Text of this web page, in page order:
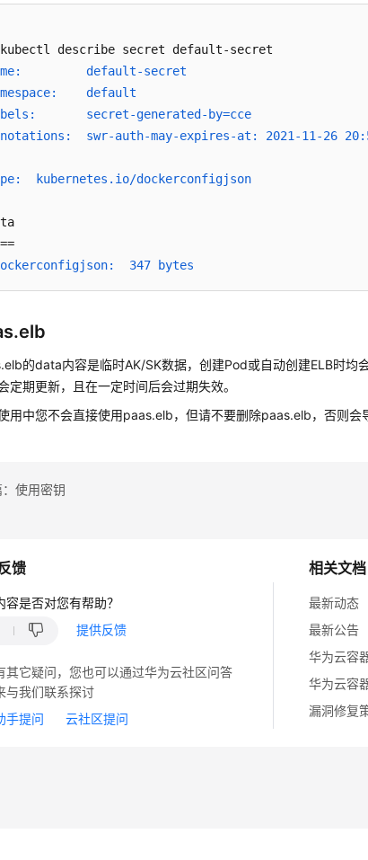
default-secret
default
secret-generated-by=cce
swr-auth-may-expires-at: 2021-11-26
kubernetes.io/dockerconfigjson
347 bytes
的data内容是临时AK/SK数据，创建Pod或自动创建ELB时均
定期更新，且在一定时间后会过期失效。
用中您不会直接使用paas.elb，但请不要删除paas.elb，否则会
：使用密钥
相关文档
最新动态
最新公告
漏洞修复
馈
容是否对您有帮助？
提供反馈
其它疑问，您也可以通过华为云社区问答
与我们联系探讨
手提问
云社区提问